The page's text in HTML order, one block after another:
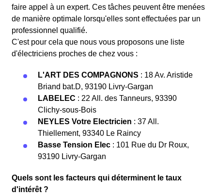
faire appel à un expert. Ces tâches peuvent être menées
de manière optimale lorsqu'elles sont effectuées par un
professionnel qualifié.
C'est pour cela que nous vous proposons une liste
d'électriciens proches de chez vous :
L'ART DES COMPAGNONS : 18 Av. Aristide
Briand bat.D, 93190 Livry-Gargan
LABELEC : 22 All. des Tanneurs, 93390
Clichy-sous-Bois
NEYLES Votre Electricien : 37 All.
Thiellement, 93340 Le Raincy
Basse Tension Elec : 101 Rue du Dr Roux,
93190 Livry-Gargan
Quels sont les facteurs qui déterminent le taux
d'intérêt ?